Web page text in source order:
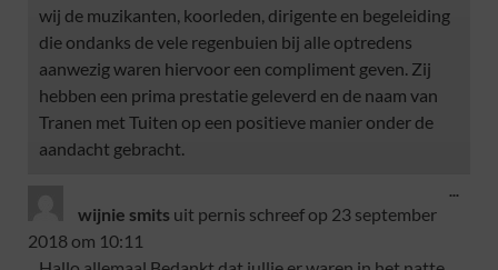
wij de muzikanten, koorleden, dirigente en begeleiding
die ondanks de vele regenbuien bij alle optredens
aanwezig waren hiervoor een compliment geven. Zij
hebben een prima prestatie geleverd en de naam van
Tranen met Tuiten op een positieve manier onder de
aandacht gebracht.
wijnie smits uit pernis schreef op 23 september
2018 om 10:11
...